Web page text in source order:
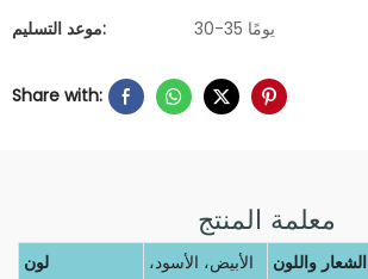
موعد التسليم:
30-35 يومًا
Share with:
معلمة المنتج
لون
الأبيض، الأسود،
الشعار واللون